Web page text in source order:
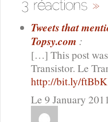
Tweets that
Topsy.com :
[…] This post
Transistor. Le
http://bit.ly/
Le 9 January